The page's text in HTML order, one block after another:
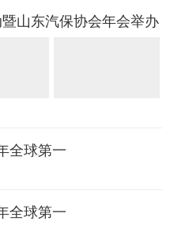
山东汽保协会年会举办
全球第一
全球第一